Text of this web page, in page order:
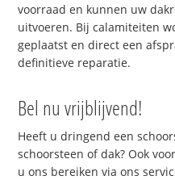
voorraad en kunnen uw
uitvoeren. Bij calamiteiten
geplaatst en direct een
definitieve reparatie.
Bel nu vrijblijvend!
Heeft u dringend een
schoorsteen of dak? Ook
u ons bereiken via ons